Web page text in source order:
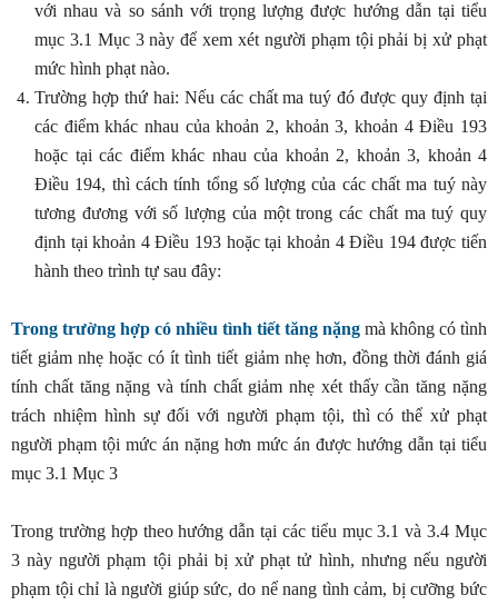
với nhau và so sánh với trọng lượng được hướng dẫn tại tiểu
mục 3.1 Mục 3 này để xem xét người phạm tội phải bị xử phạt
mức hình phạt nào.
Trường hợp thứ hai: Nếu các chất ma tuý đó được quy định tại
các điểm khác nhau của khoản 2, khoản 3, khoản 4 Điều 193
hoặc tại các điểm khác nhau của khoản 2, khoản 3, khoản 4
Điều 194, thì cách tính tổng số lượng của các chất ma tuý này
tương đương với số lượng của một trong các chất ma tuý quy
định tại khoản 4 Điều 193 hoặc tại khoản 4 Điều 194 được tiến
hành theo trình tự sau đây:
Trong trường hợp có nhiều tình tiết tăng nặng mà không có tình
tiết giảm nhẹ hoặc có ít tình tiết giảm nhẹ hơn, đồng thời đánh giá
tính chất tăng nặng và tính chất giảm nhẹ xét thấy cần tăng nặng
trách nhiệm hình sự đối với người phạm tội, thì có thể xử phạt
người phạm tội mức án nặng hơn mức án được hướng dẫn tại tiểu
mục 3.1 Mục 3
Trong trường hợp theo hướng dẫn tại các tiểu mục 3.1 và 3.4 Mục
3 này người phạm tội phải bị xử phạt tử hình, nhưng nếu người
phạm tội chỉ là người giúp sức, do nể nang tình cảm, bị cưỡng bức